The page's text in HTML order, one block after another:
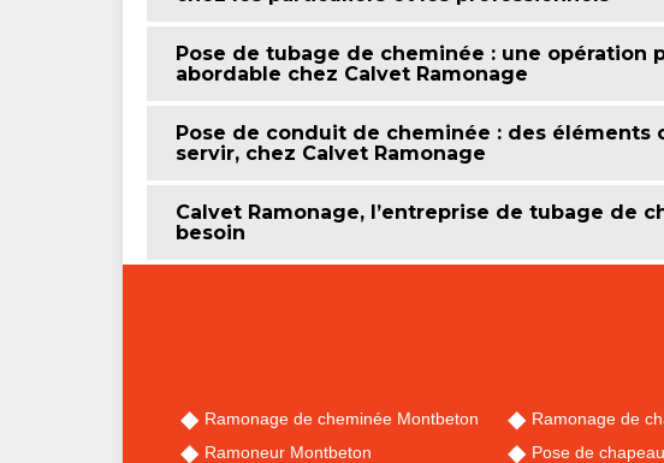
Pose de tubage de cheminée : une opération
abordable chez Calvet Ramonage
Pose de conduit de cheminée : des éléments
servir, chez Calvet Ramonage
Calvet Ramonage, l’entreprise de tubage de
besoin
Ramonage de cheminée Montbeton
Ramoneur Montbeton
Ramonage de
Pose de